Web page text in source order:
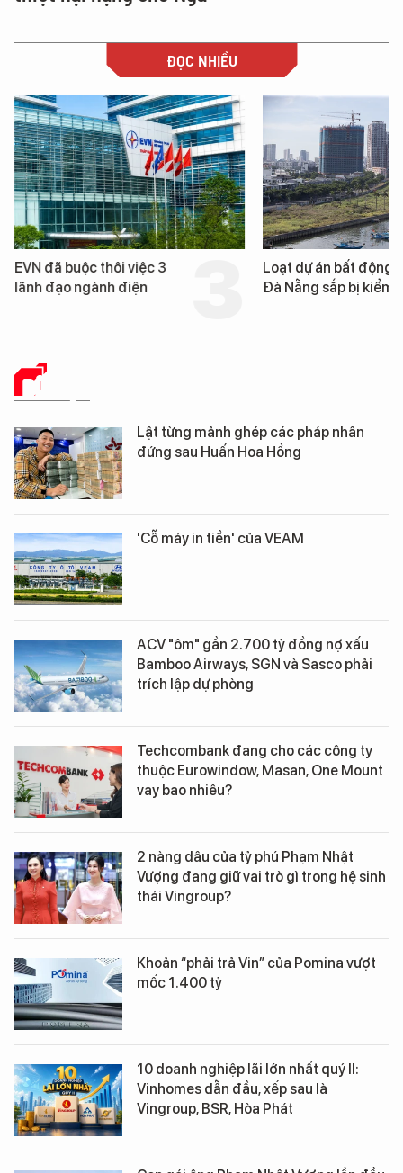
ĐỌC NHIỀU
EVN đã buộc thôi việc 3
lãnh đạo ngành điện
Loạt dự án bất động
Đà Nẵng sắp bị kiểm
DỮ LIỆU
Lật từng mảnh ghép các pháp nhân
đứng sau Huấn Hoa Hồng
'Cỗ máy in tiền' của VEAM
ACV "ôm" gần 2.700 tỷ đồng nợ xấu
Bamboo Airways, SGN và Sasco phải
trích lập dự phòng
Techcombank đang cho các công ty
thuộc Eurowindow, Masan, One Mount
vay bao nhiêu?
2 nàng dâu của tỷ phú Phạm Nhật
Vượng đang giữ vai trò gì trong hệ sinh
thái Vingroup?
Khoản “phải trả Vin” của Pomina vượt
mốc 1.400 tỷ
10 doanh nghiệp lãi lớn nhất quý II:
Vinhomes dẫn đầu, xếp sau là
Vingroup, BSR, Hòa Phát